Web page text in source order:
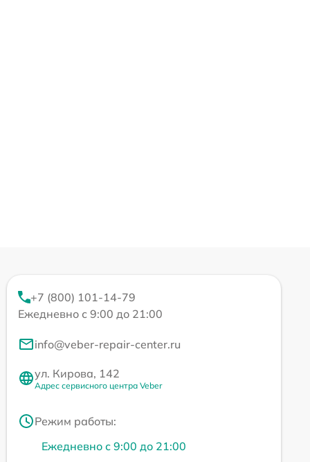
+7 (800) 101-14-79
Ежедневно с 9:00 до 21:00
info@veber-repair-center.ru
ул. Кирова, 142
Адрес сервисного центра Veber
Режим работы:
Ежедневно с 9:00 до 21:00